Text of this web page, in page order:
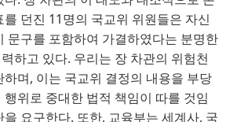
를 던진 11명의 국교위 위원들은 자신
문구를 포함하여 가결하였다는 분명한
하고 있다. 우리는 장 차관의 위험천
하며, 이는 국교위 결정의 내용을 부당
위로 중대한 법적 책임이 따를 것임
을 요구한다. 또한, 교육부는 세계사, 국